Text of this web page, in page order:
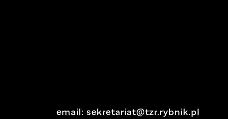
email:sekretariat@tzr.rybnik.pl